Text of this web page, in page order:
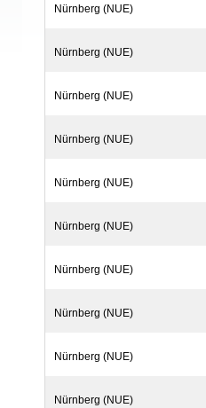
Nürnberg (NUE)
Nürnberg (NUE)
Nürnberg (NUE)
Nürnberg (NUE)
Nürnberg (NUE)
Nürnberg (NUE)
Nürnberg (NUE)
Nürnberg (NUE)
Nürnberg (NUE)
Nürnberg (NUE)